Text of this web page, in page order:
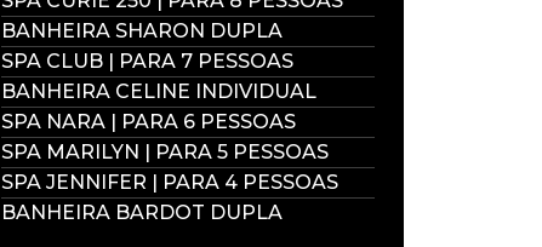
BANHEIRA SHARON DUPLA
SPA CLUB | PARA 7 PESSOAS
BANHEIRA CELINE INDIVIDUAL
SPA NARA | PARA 6 PESSOAS
SPA MARILYN | PARA 5 PESSOAS
SPA JENNIFER | PARA 4 PESSOAS
BANHEIRA BARDOT DUPLA